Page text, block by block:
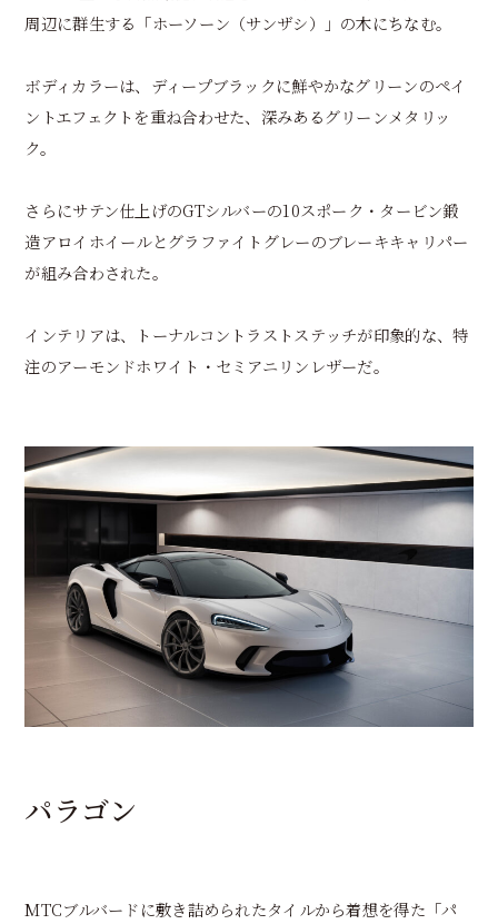
周辺に群生する「ホーソーン（サンザシ）」の木にちなむ。
ボディカラーは、ディープブラックに鮮やかなグリーンのペイ
ントエフェクトを重ね合わせた、深みあるグリーンメタリッ
ク。
さらにサテン仕上げのGTシルバーの10スポーク・タービン鍛
造アロイホイールとグラファイトグレーのブレーキキャリパー
が組み合わされた。
インテリアは、トーナルコントラストステッチが印象的な、特
注のアーモンドホワイト・セミアニリンレザーだ。
パラゴン
MTCブルバードに敷き詰められたタイルから着想を得た「パ